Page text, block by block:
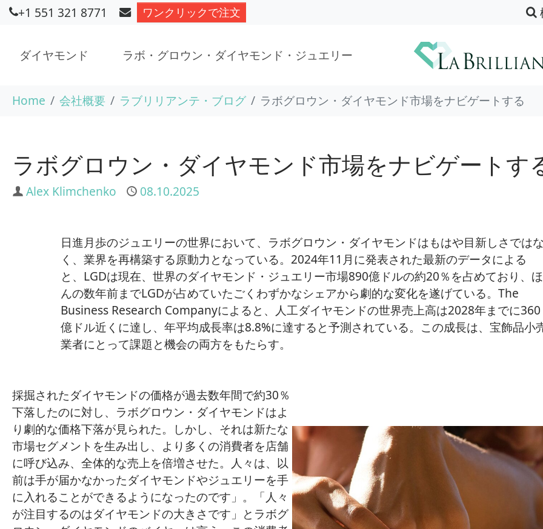
Skip to main content
+1 551 321 8771 ワンクリックで注文
ダイヤモンド ラボ・グロウン・ダイヤモンド・ジュエリー
You are here:
Home 会社概要 ラブリリアンテ・ブログ ラボグロウン・ダイヤモンド市場をナビゲートする
ラボグロウン・ダイヤモンド市場をナビゲートす
Author
Alex Klimchenko Published
08.10.2025
日進月歩のジュエリーの世界において、ラボグロウン・ダイヤモンドはもはや目新しさでは
く、業界を再構築する原動力となっている。2024年11月に発表された最新のデータによる
と、LGDは現在、世界のダイヤモンド・ジュエリー市場890億ドルの約20％を占めており、ほ
んの数年前までLGDが占めていたごくわずかなシェアから劇的な変化を遂げている。The
Business Research Companyによると、人工ダイヤモンドの世界売上高は2028年までに360
億ドル近くに達し、年平均成長率は8.8%に達すると予測されている。この成長は、宝飾品小
業者にとって課題と機会の両方をもたらす。
採掘されたダイヤモンドの価格が過去数年間で約30％
下落したのに対し、ラボグロウン・ダイヤモンドはよ
り劇的な価格下落が見られた。しかし、それは新たな
市場セグメントを生み出し、より多くの消費者を店舗
に呼び込み、全体的な売上を倍増させた。人々は、以
前は手が届かなかったダイヤモンドやジュエリーを手
に入れることができるようになったのです」。「人々
が注目するのはダイヤモンドの大きさです」とラボグ